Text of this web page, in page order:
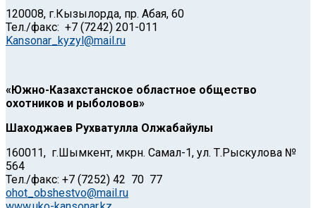
120008, г.Кызылорда, пр. Абая, 60
Тел./факс: +7 (7242) 201-011
Kansonar_kyzyl@mail.ru
«Южно-Казахстанское областное общество
охотников и рыболовов»
Шаходжаев Рухватулла Олжабайулы
160011, г.Шымкент, мкрн. Самал-1, ул. Т.Рыскулова №
564
Тел./факс: +7 (7252) 42 70 77
ohot_obshestvo@mail.ru